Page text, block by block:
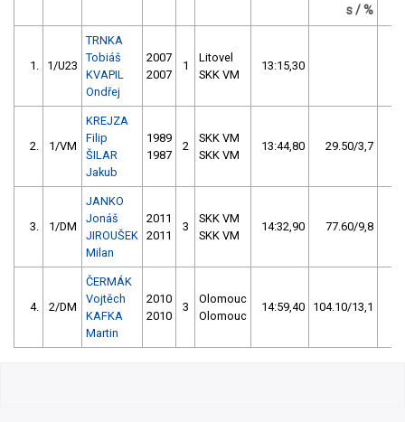
s / %
1. 1/U23
TRNKA
Tobiáš
KVAPIL
Ondřej
2007
2007
1
Litovel
SKK VM
13:15,30
2. 1/VM
KREJZA
Filip
ŠILAR
Jakub
1989
1987
2
SKK VM
SKK VM
13:44,80 29.50/3,7
3. 1/DM
JANKO
Jonáš
JIROUŠEK
Milan
2011
2011
3
SKK VM
SKK VM
14:32,90 77.60/9,8
4. 2/DM
ČERMÁK
Vojtěch
KAFKA
Martin
2010
2010
3
Olomouc
Olomouc
14:59,40 104.10/13,1